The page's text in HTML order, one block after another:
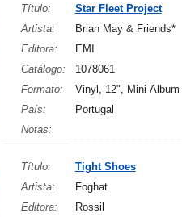
Título:
Star Fleet Project
Artista:
Brian May & Friends*
Editora:
EMI
Catálogo:
1078061
Formato:
Vinyl, 12", Mini-Album
País:
Portugal
Notas:
Título:
Tight Shoes
Artista:
Foghat
Editora:
Rossil